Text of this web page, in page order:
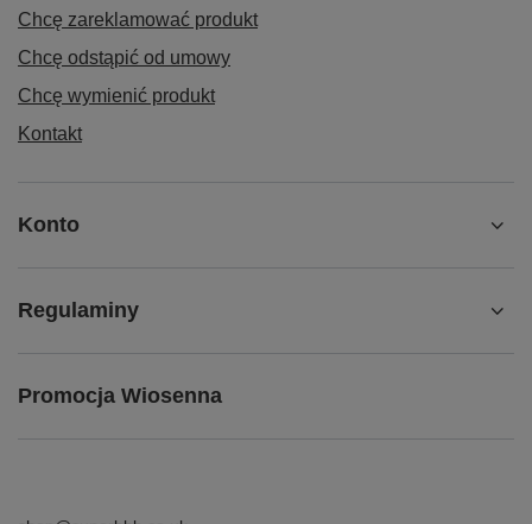
Chcę zareklamować produkt
Chcę odstąpić od umowy
Chcę wymienić produkt
Kontakt
Konto
Regulaminy
Promocja Wiosenna